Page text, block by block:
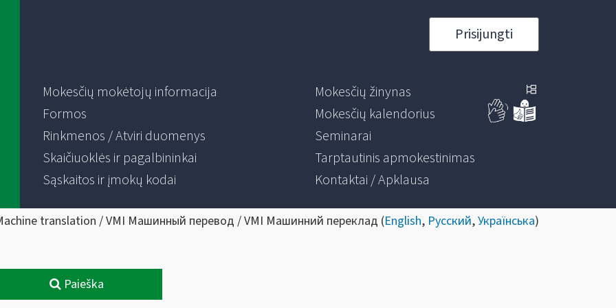
Prisijungti
Mokesčių mokėtojų informacija
Formos
Rinkmenos / Atviri duomenys
Skaičiuoklės ir pagalbininkai
Sąskaitos ir įmokų kodai
Mokesčių žinynas
Mokesčių kalendorius
Seminarai
Tarptautinis apmokestinimas
Kontaktai / Apklausa
translation / VMI Машинный перевод / VMI Машинний переклад (English, Русский,Українська)
Paieška